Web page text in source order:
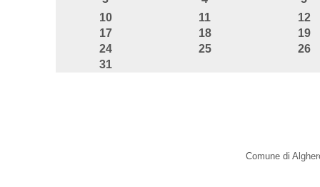
10
11
12
17
18
19
24
25
26
31
Comune di